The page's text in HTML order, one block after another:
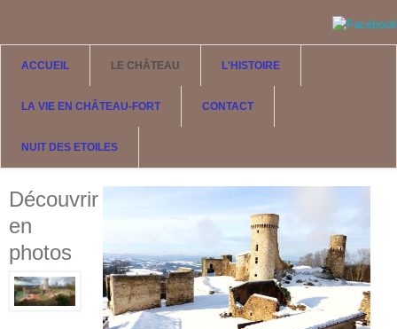
ACCUEIL LE CHÂTEAU L'HISTOIRE
LA VIE EN CHÂTEAU-FORT CONTACT
NUIT DES ETOILES
Découvrir
en
photos